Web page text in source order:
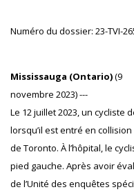
Numéro du dossier: 23-TVI-
Mississauga (Ontario)(9
novembre 2023) ---
Le 12 juillet 2023, un cycliste
lorsqu’il est entré en
de Toronto. À l’hôpital, le
pied gauche. Après avoir
de l’Unité des enquêtes